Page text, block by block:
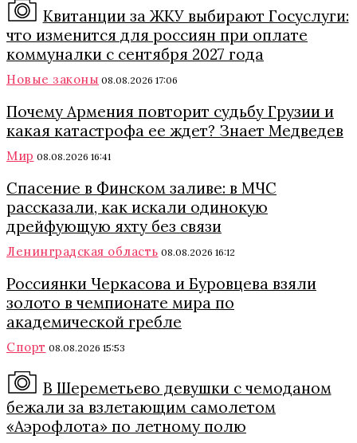
Квитанции за ЖКУ выбирают Госуслуги:
что изменится для россиян при оплате
коммуналки с сентября 2027 года
Новые законы 08.08.2026 17:06
Почему Армения повторит судьбу Грузии и
какая катастрофа ее ждет? Знает Медведев
Мир 08.08.2026 16:41
Спасение в Финском заливе: в МЧС
рассказали, как искали одинокую
дрейфующую яхту без связи
Ленинградская область 08.08.2026 16:12
Россиянки Черкасова и Буровцева взяли
золото в чемпионате мира по
академической гребле
Спорт 08.08.2026 15:53
В Шереметьево девушки с чемоданом
бежали за взлетающим самолетом
«Аэрофлота» по летному полю